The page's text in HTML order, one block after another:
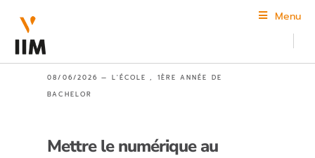
Menu
08/06/2026 — L'ÉCOLE , 1ÈRE ANNÉE DE
BACHELOR
Mettre le numérique au